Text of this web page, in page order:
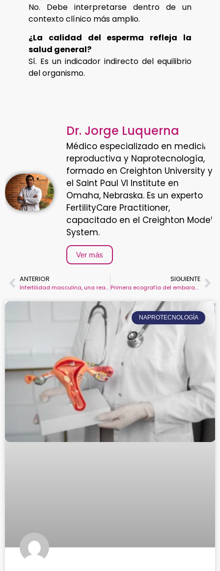
No. Debe interpretarse dentro de un
contexto clínico más amplio.
¿La calidad del esperma refleja la
salud general?
Sí. Es un indicador indirecto del equilibrio
del organismo.
Dr. Jorge Luquerna
Médico especializado en medicina
reproductiva y Naprotecnología,
formado en Creighton University y
el Saint Paul VI Institute en
Omaha, Nebraska. Es un experto
FertilityCare Practitioner,
capacitado en el Creighton Model
System.
Ver más
ANTERIOR
Infertilidad masculina, una realidad poco visibilizada
SIGUIENTE
Primera ecografía del embarazo ¿cómo detectar un posible problema ?
NAPROTECNOLOGÍA